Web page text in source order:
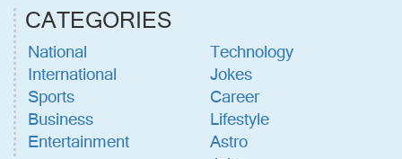
CATEGORIES
National
International
Sports
Business
Entertainment
Technology
Jokes
Career
Lifestyle
Astro